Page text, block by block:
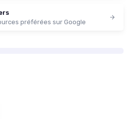
préférées sur Google